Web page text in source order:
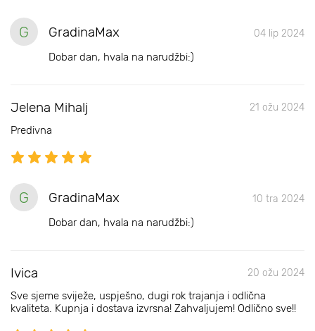
G GradinaMax 04 lip 2024
Dobar dan, hvala na narudžbi:)
Jelena Mihalj 21 ožu 2024
Predivna
G GradinaMax 10 tra 2024
Dobar dan, hvala na narudžbi:)
Ivica 20 ožu 2024
Sve sjeme sviježe, uspješno, dugi rok trajanja i odlična
kvaliteta. Kupnja i dostava izvrsna! Zahvaljujem! Odlično sve!!